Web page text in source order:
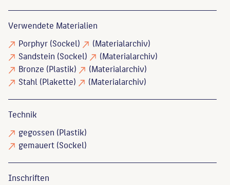
Verwendete Materialien
Porphyr(Sockel)
(Materialarchiv)
Sandstein (Sockel)
(Materialarchiv)
Bronze (Plastik)
(Materialarchiv)
Stahl(Plakette) (Materialarchiv)
Technik
gegossen (Plastik)
gemauert(Sockel)
Inschriften